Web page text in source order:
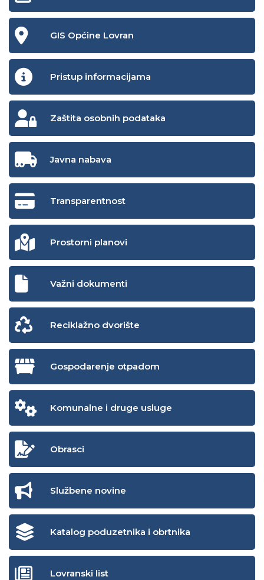
GIS Općine Lovran
Pristup informacijama
Zaštita osobnih podataka
Javna nabava
Transparentnost
Prostorni planovi
Važni dokumenti
Reciklažno dvorište
Gospodarenje otpadom
Komunalne i druge usluge
Obrasci
Službene novine
Katalog poduzetnika i obrtnika
Lovranski list